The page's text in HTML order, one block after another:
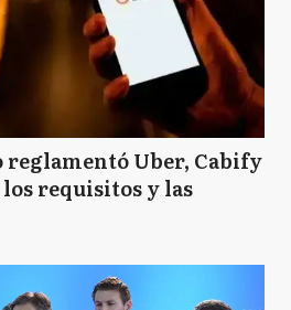
reglamentó Uber, Cabify
requisitos y las